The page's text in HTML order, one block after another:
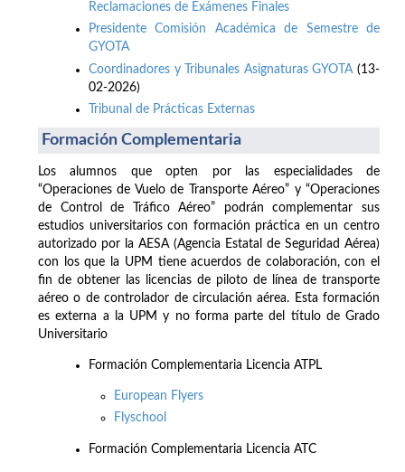
Reclamaciones de Exámenes Finales
Presidente Comisión Académica de Semestre de
GYOTA
Coordinadores y Tribunales Asignaturas GYOTA (13-
02-2026)
Tribunal de Prácticas Externas
Formación Complementaria
Los alumnos que opten por las especialidades de
“Operaciones de Vuelo de Transporte Aéreo” y “Operaciones
de Control de Tráfico Aéreo” podrán complementar sus
estudios universitarios con formación práctica en un centro
autorizado por la AESA (Agencia Estatal de Seguridad Aérea)
con los que la UPM tiene acuerdos de colaboración, con el
fin de obtener las licencias de piloto de línea de transporte
aéreo o de controlador de circulación aérea. Esta formación
es externa a la UPM y no forma parte del título de Grado
Universitario
Formación Complementaria Licencia ATPL
European Flyers
Flyschool
Formación Complementaria Licencia ATC